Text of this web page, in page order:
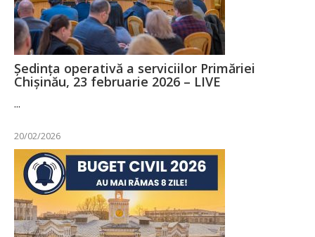
Ședința operativă a serviciilor Primăriei
Chișinău, 23 februarie 2026 – LIVE
...
20/02/2026